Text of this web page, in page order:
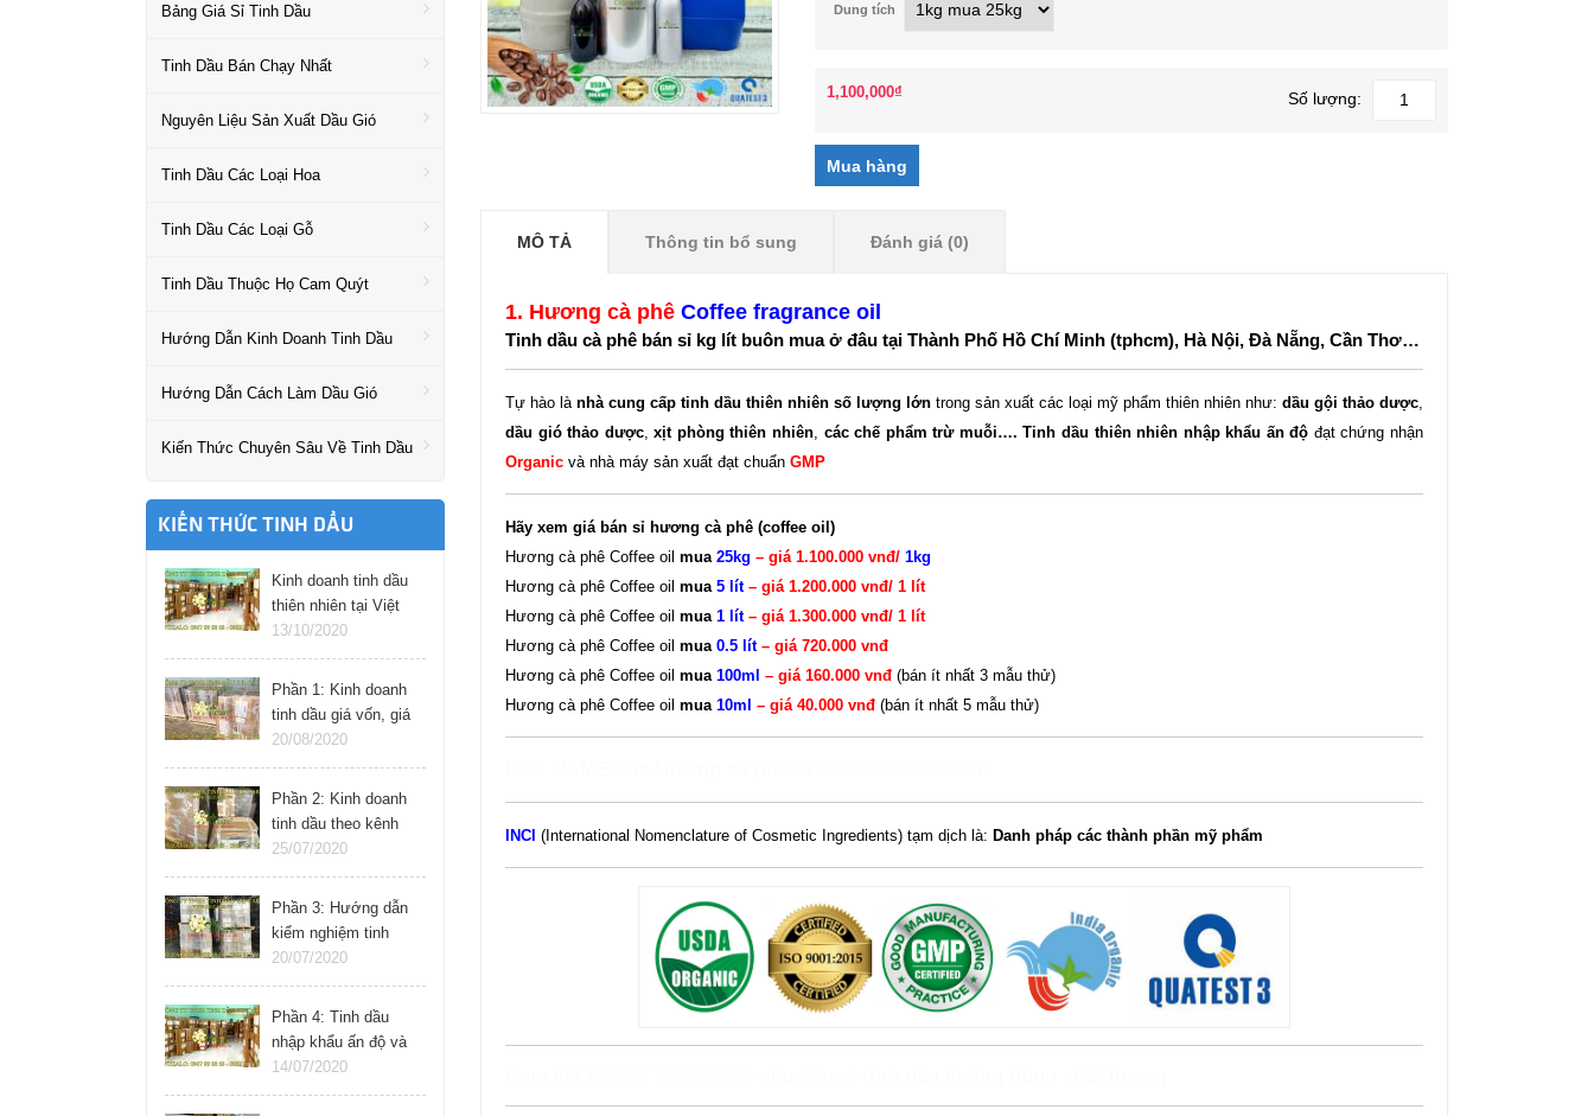
Bảng Giá Sỉ Tinh Dầu
Tinh Dầu Bán Chạy Nhất
Nguyên Liệu Sản Xuất Dầu Gió
Tinh Dầu Các Loại Hoa
Tinh Dầu Các Loại Gỗ
Tinh Dầu Thuộc Họ Cam Quýt
Hướng Dẫn Kinh Doanh Tinh Dầu
Hướng Dẫn Cách Làm Dầu Gió
Kiến Thức Chuyên Sâu Về Tinh Dầu
KIẾN THỨC TINH DẦU
Kinh doanh tinh dầu
thiên nhiên tại Việt
Nam
13/10/2020
Phần 1: Kinh doanh
tinh dầu giá vốn, giá
bán, lợi nhuận
20/08/2020
Phần 2: Kinh doanh
tinh dầu theo kênh
nào hiệu quả
25/07/2020
Phần 3: Hướng dẫn
kiểm nghiệm tinh
dầu khoa học và tại
nhà
20/07/2020
Phần 4: Tinh dầu
nhập khẩu ấn độ và
chứng từ
14/07/2020
Dung tích
1,100,000₫ Số lượng:
MÔ TẢ Thông tin bổ sung Đánh giá (0)
1. Hương cà phê Coffee fragrance oil
Tinh dầu cà phê bán sỉ kg lít buôn muaở đâu tại Thành Phố Hồ Chí Minh (tphcm), Hà Nội, Đà Nẵng, Cần Thơ…
Tự hào là nhà cung cấp tinh dầu thiên nhiên số lượng lớn trong sản xuất các loại mỹ phẩm thiên nhiên như: dầu gội thảo dược,
dầu gió thảo dược,xịt phòng thiên nhiên, các chế phẩm trừ muỗi….Tinh dầu thiên nhiên nhập khẩu ấn độ đạt chứng nhận
Organic và nhà máy sản xuất đạt chuẩn GMP
Hãy xem giá bán sỉ hương cà phê (coffee oil)
Hương cà phê Coffee oil mua 25kg – giá 1.100.000 vnđ/ 1kg
Hương cà phê Coffee oil mua5 lít– giá 1.200.000 vnđ/ 1 lít
Hương cà phê Coffee oil mua1 lít– giá 1.300.000 vnđ/ 1 lít
Hương cà phê Coffee oil mua0.5 lít– giá 720.000 vnđ
Hương cà phê Coffee oil mua100ml – giá 160.000 vnđ (bán ít nhất 3 mẫu thử)
Hương cà phê Coffee oil mua10ml – giá 40.000 vnđ (bán ít nhất 5 mẫu thử)
INCI (International Nomenclature of Cosmetic Ingredients) tạm dịch là: Danh pháp các thành phần mỹ phẩm